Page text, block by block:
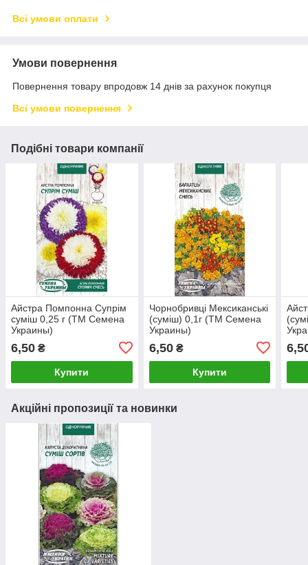
Всі умови оплати
Умови повернення
Повернення товару впродовж 14 днів за рахунок покупця
Всі умови повернення
Подібні товари компанії
Айстра Помпонна Супрім
суміш 0,25 г (ТМ Семена
Украины)
6,50 ₴
Купити
Чорнобривці Мексиканські
(суміш) 0,1г (ТМ Семена
Украины)
6,50₴
Купити
Акційні пропозиції та новинки